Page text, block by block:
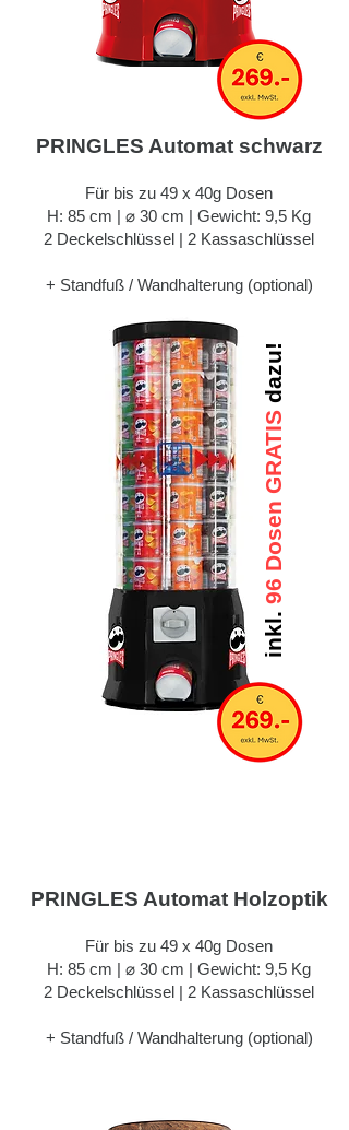
PRINGLES Automat schwarz
Für bis zu 49 x 40g Dosen
H: 85 cm | ⌀ 30 cm | Gewicht: 9,5 Kg
2 Deckelschlüssel | 2 Kassaschlüssel
+ Standfuß / Wandhalterung (optional)
inkl.
96 Dosen GRATIS
dazu!
PRINGLES Automat Holzoptik
Für bis zu 49 x 40g Dosen
H: 85 cm | ⌀ 30 cm | Gewicht: 9,5 Kg
2 Deckelschlüssel | 2 Kassaschlüssel
+ Standfuß / Wandhalterung (optional)